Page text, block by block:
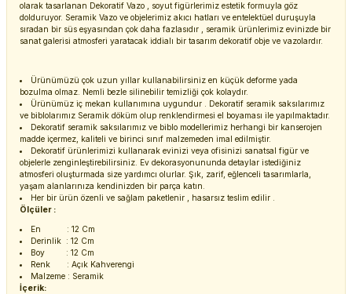
olarak tasarlanan Dekoratif Vazo , soyut figürlerimiz estetik formuyla göz
dolduruyor. Seramik Vazo ve objelerimiz akıcı hatları ve entelektüel duruşuyla
sıradan bir süs eşyasından çok daha fazlasıdır , seramik ürünlerimiz evinizde bir
sanat galerisi atmosferi yaratacak iddialı bir tasarım dekoratif obje ve vazolardır.
Ürünümüzü çok uzun yıllar kullanabilirsiniz en küçük deforme yada
bozulma olmaz. Nemli bezle silinebilir temizliği çok kolaydır.
Ürünümüz iç mekan kullanımına uygundur . Dekoratif seramik saksılarımız
ve biblolarımız Seramik döküm olup renklendirmesi el boyaması ile yapılmaktadır.
Dekoratif seramik saksılarımız ve biblo modellerimiz herhangi bir kanserojen
madde içermez, kaliteli ve birinci sınıf malzemeden imal edilmiştir.
Dekoratif ürünlerimizi kullanarak evinizi veya ofisinizi sanatsal figür ve
objelerle zenginleştirebilirsiniz. Ev dekorasyonununda detaylar istediğiniz
atmosferi oluşturmada size yardımcı olurlar. Şık, zarif, eğlenceli tasarımlarla,
yaşam alanlarınıza kendinizden bir parça katın.
Her bir ürün özenli ve sağlam paketlenir , hasarsız teslim edilir .
Ölçüler :
En : 12 Cm
Derinlik : 12 Cm
Boy : 12 Cm
Renk : Açık Kahverengi
Malzeme : Seramik
İçerik: